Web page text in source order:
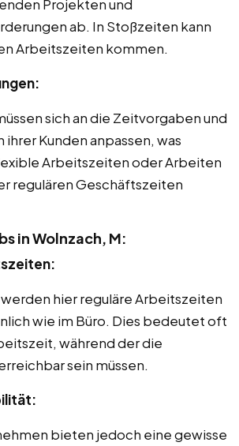
Projekten und
ab. In Stoßzeiten kann
Arbeitszeiten kommen.
sich an die Zeitvorgaben und
ihrer Kunden anpassen, was
Arbeitszeiten oder Arbeiten
regulären Geschäftszeiten
in Wolnzach, M:
werden hier reguläre Arbeitszeiten
wie im Büro. Dies bedeutet oft
während der die
sein müssen.
bieten jedoch eine gewisse